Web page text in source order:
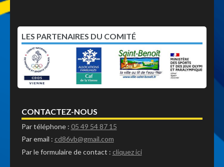
LES PARTENAIRES DU COMITÉ
CONTACTEZ-NOUS
Par téléphone : 05 49 54 87 15
Par email : cd86vb@gmail.com
Par le formulaire de contact : cliquez ici